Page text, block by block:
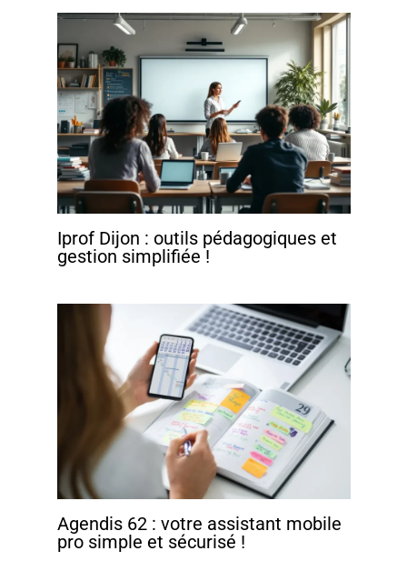
Iprof Dijon : outils pédagogiques et
gestion simplifiée !
Agendis 62 : votre assistant mobile
pro simple et sécurisé !